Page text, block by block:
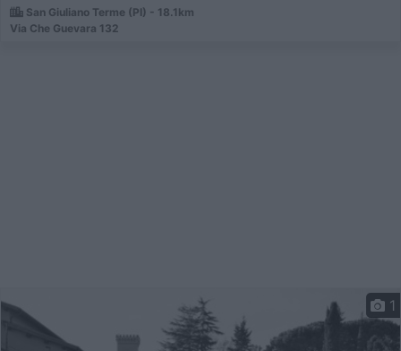
San Giuliano Terme (PI) - 18.1km
Via Che Guevara 132
1